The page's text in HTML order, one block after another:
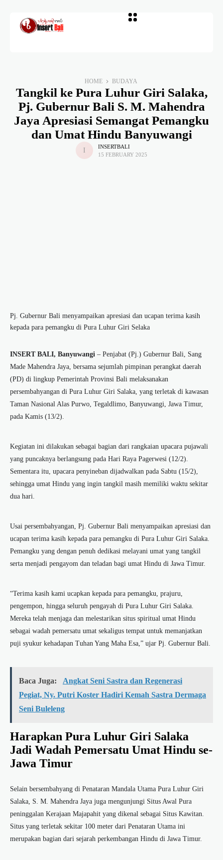
HOME BUDAYA
Tangkil ke Pura Luhur Giri Salaka,
Pj. Gubernur Bali S. M. Mahendra
Jaya Apresiasi Semangat Pemangku
dan Umat Hindu Banyuwangi
INSERTBALI
15 FEBRUARY 2025
Pj. Gubernur Bali menyampaikan apresiasi dan ucapan terima kasih
kepada para pemangku di Pura Luhur Giri Selaka
INSERT BALI, Banyuwangi – Penjabat (Pj.) Gubernur Bali, Sang
Made Mahendra Jaya, bersama sejumlah pimpinan perangkat daerah
(PD) di lingkup Pemerintah Provinsi Bali melaksanakan
persembahyangan di Pura Luhur Giri Salaka, yang terletak di kawasan
Taman Nasional Alas Purwo, Tegaldlimo, Banyuwangi, Jawa Timur,
pada Kamis (13/2).
Kegiatan ini dilakukan sebagai bagian dari rangkaian upacara pujawali
yang puncaknya berlangsung pada Hari Raya Pagerwesi (12/2).
Sementara itu, upacara penyineban dijadwalkan pada Sabtu (15/2),
sehingga umat Hindu yang ingin tangkil masih memiliki waktu sekitar
dua hari.
Usai persembahyangan, Pj. Gubernur Bali menyampaikan apresiasi dan
ucapan terima kasih kepada para pemangku di Pura Luhur Giri Salaka.
Pemangku yang dengan penuh dedikasi melayani umat yang tangkil
serta menjadi pengayom dan teladan bagi umat Hindu di Jawa Timur.
“Terima kasih kami ucapkan kepada para pemangku, prajuru,
pengempon, hingga seluruh pengayah di Pura Luhur Giri Salaka.
Mereka telah menjaga dan melestarikan situs spiritual umat Hindu
sebagai wadah pemersatu umat sekaligus tempat untuk memanjatkan
puji syukur kehadapan Tuhan Yang Maha Esa,” ujar Pj. Gubernur Bali.
Baca Juga:
Angkat Seni Sastra dan Regenerasi
Pegiat, Ny. Putri Koster Hadiri Kemah Sastra Dermaga
Seni Buleleng
Harapkan Pura Luhur Giri Salaka
Jadi Wadah Pemersatu Umat Hindu se-
Jawa Timur
Selain bersembahyang di Penataran Mandala Utama Pura Luhur Giri
Salaka, S. M. Mahendra Jaya juga mengunjungi Situs Awal Pura
peninggalan Kerajaan Majapahit yang dikenal sebagai Situs Kawitan.
Situs yang terletak sekitar 100 meter dari Penataran Utama ini
merupakan bagian dari sejarah perkembangan Hindu di Jawa Timur.